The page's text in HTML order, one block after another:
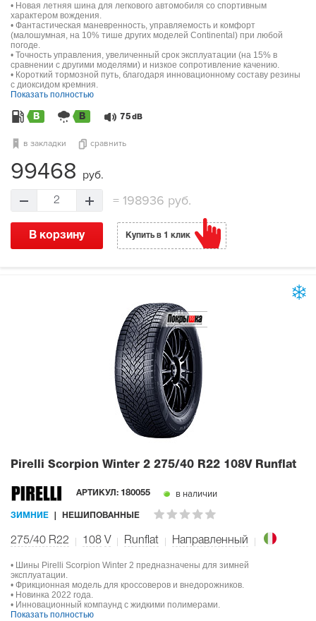
• Новая летняя шина для легкового автомобиля со спортивным
характером вождения.
• Фантастическая маневренность, управляемость и комфорт
(малошумная, на 10% тише других моделей Continental) при любой
погоде.
• Точность управления, увеличенный срок эксплуатации (на 15% в
сравнении с другими моделями) и низкое сопротивление качению.
• Короткий тормозной путь, благодаря инновационному составу резины
с диоксидом кремния.
Показать полностью
B B 75 dB
в закладки сравнить
99468 руб.
2 = 198936 руб.
В корзину Купить в 1 клик
Pirelli Scorpion Winter 2 275/40 R22 108V Runflat
АРТИКУЛ: 180055 в наличии
ЗИМНИЕ НЕШИПОВАННЫЕ
275/40 R22 108 V Runflat Направленный
• Шины Pirelli Scorpion Winter 2 предназначены для зимней
эксплуатации.
• Фрикционная модель для кроссоверов и внедорожников.
• Новинка 2022 года.
• Инновационный компаунд с жидкими полимерами.
Показать полностью